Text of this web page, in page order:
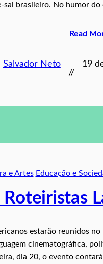
brasileiro. No humor
Read
Salvador Neto
//
19
e Artes Educação e
Roteiristas
estarão reunidos
cinematográfica,
dia 20, o evento